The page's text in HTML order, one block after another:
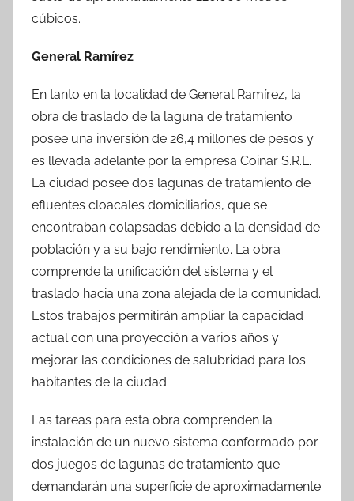
cúbicos.
General Ramírez
En tanto en la localidad de General Ramírez, la
obra de traslado de la laguna de tratamiento
posee una inversión de 26,4 millones de pesos y
es llevada adelante por la empresa Coinar S.R.L.
La ciudad posee dos lagunas de tratamiento de
efluentes cloacales domiciliarios, que se
encontraban colapsadas debido a la densidad de
población y a su bajo rendimiento. La obra
comprende la unificación del sistema y el
traslado hacia una zona alejada de la comunidad.
Estos trabajos permitirán ampliar la capacidad
actual con una proyección a varios años y
mejorar las condiciones de salubridad para los
habitantes de la ciudad.
Las tareas para esta obra comprenden la
instalación de un nuevo sistema conformado por
dos juegos de lagunas de tratamiento que
demandarán una superficie de aproximadamente